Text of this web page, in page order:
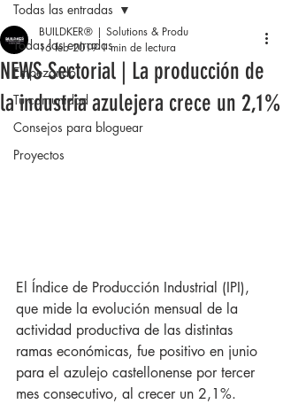
Todas las entradas
Empezando
Tu comunidad
Consejos para bloguear
Proyectos
Todas las entradas
NEWS Sectorial | La producción de
la industria azulejera crece un 2,1%
BUILDKER® | Solutions & Produ
16 feb 2019 1 min de lectura
El Índice de Producción Industrial (IPI),
que mide la evolución mensual de la
actividad productiva de las distintas
ramas económicas, fue positivo en junio
para el azulejo castellonense por tercer
mes consecutivo, al crecer un 2,1%.